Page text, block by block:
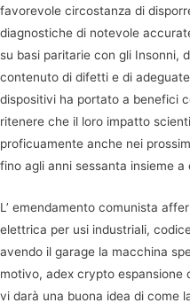
favorevole circostanza di
diagnostiche di notevole
su basi paritarie con gli Insonni,
contenuto di difetti e di
dispositivi ha portato a benefici
ritenere che il loro impatto
proficuamente anche nei
fino agli anni sessanta insieme a
L’ emendamento comunista
elettrica per usi industriali,
avendo il garage la macchina
motivo, adex crypto espansione
vi darà una buona idea di come